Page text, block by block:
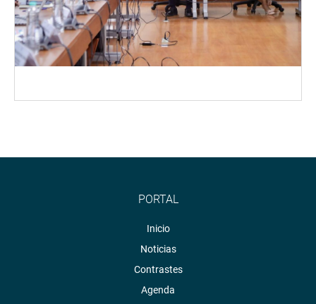
PORTAL
Inicio
Noticias
Contrastes
Agenda